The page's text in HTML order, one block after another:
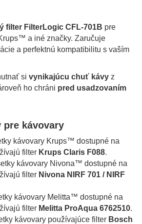
filter FilterLogic CFL-701B pre
a iné značky. Zaručuje
a perfektnú kompatibilitu s vaším
si vynikajúcu chuť kávy z
ho chráni pred usadzovaním
pre kávovary
kávovary Krups™ dostupné na
filter Krups Claris F088.
kávovary Nivona™ dostupné na
filter Nivona NIRF 701 / NIRF
kávovary Melitta™ dostupné na
filter Melitta ProAqua 6762510.
kávovary používajúce filter Bosch